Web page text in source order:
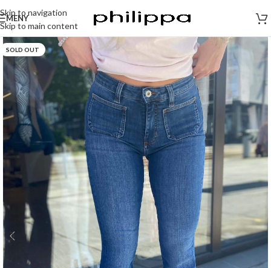
Skip to navigation
Skip to main content
MENY
SOLD OUT